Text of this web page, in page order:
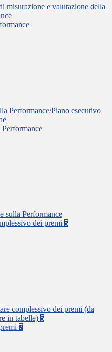
misurazione e valutazione della
Performance/Piano esecutivo
sulla Performance
dei premi 5
complessivo dei premi (da
in tabelle) 5
7